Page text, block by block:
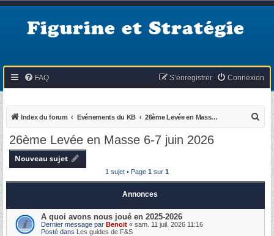
Figurine et Stratégie
FAQ Connexion
S’enregistrer
Index du forum Evénements du KB 26ème Levée en Masse 6-7 juin 2026
26ème Levée en Masse 6-7 juin 2026
Nouveau sujet
1 sujet • Page 1 sur 1
Annonces
A quoi avons nous joué en 2025-2026
Dernier message par Benoit « sam. 11 juil. 2026 11:16
Posté dans Les guides de F&S